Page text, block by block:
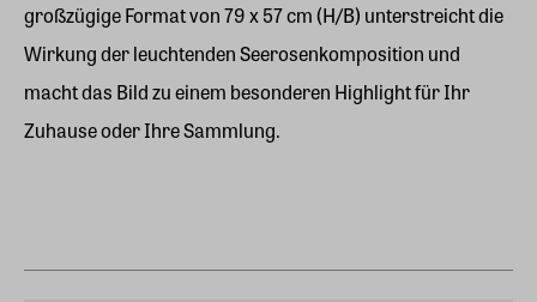
großzügige Format von 79 x 57 cm (H/B) unterstreicht die
Wirkung der leuchtenden Seerosenkomposition und
macht das Bild zu einem besonderen Highlight für Ihr
Zuhause oder Ihre Sammlung.